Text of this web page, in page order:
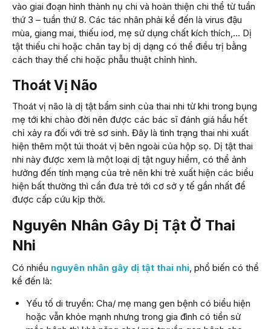
vào giai đoạn hình thành nụ chi và hoàn thiện chi thể từ tuần
thứ 3 – tuần thứ 8. Các tác nhân phải kể đến là virus đậu
mùa, giang mai, thiếu iod, mẹ sử dụng chất kích thích,… Dị
tật thiếu chi hoặc chân tay bị dị dạng có thể điều trị bằng
cách thay thế chi hoặc phẫu thuật chỉnh hình.
Thoát Vị Não
Thoát vị não là dị tật bẩm sinh của thai nhi từ khi trong bụng
mẹ tới khi chào đời nên được các bác sĩ đánh giá hầu hết
chỉ xảy ra đối với trẻ sơ sinh. Đây là tình trạng thai nhi xuất
hiện thêm một túi thoát vị bên ngoài của hộp sọ. Dị tật thai
nhi này được xem là một loại dị tật nguy hiểm, có thể ảnh
hưởng đến tính mạng của trẻ nên khi trẻ xuất hiện các biểu
hiện bất thường thì cần đưa trẻ tới cơ sở y tế gần nhất để
được cấp cứu kịp thời.
Nguyên Nhân Gây Dị Tật Ở Thai
Nhi
Có nhiều nguyên nhân gây dị tật thai nhi, phổ biến có thể
kể đến là:
Yếu tố di truyền: Cha/ mẹ mang gen bệnh có biểu hiện
hoặc vẫn khỏe mạnh nhưng trong gia đình có tiền sử